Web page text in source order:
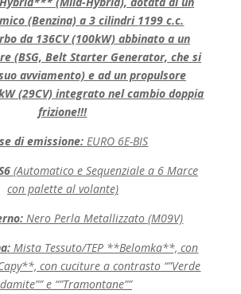
(Benzina) a 3 cilindri 1199 c.c.
da 136CV (100kW) abbinato a un
(BSG, Belt Starter Generator, che si
avviamento) e ad un propulsore
(29CV) integrato nel cambio doppia
frizione!!!
di emissione:EURO 6E-BIS
(Automatico e Sequenziale a 6 Marce
con palette al volante)
:Nero Perla Metallizzato (M09V)
: Mista Tessuto/TEP **Belomka**, con
con cuciture a contrasto “”Verde
e “”Tramontane””